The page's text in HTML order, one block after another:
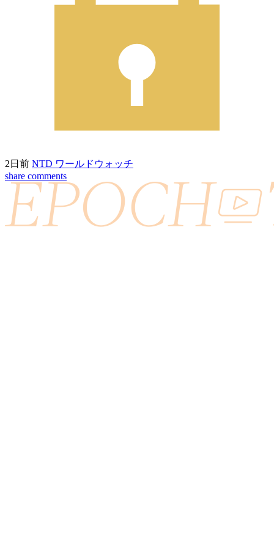
2日前 NTD ワールドウォッチ
share comments